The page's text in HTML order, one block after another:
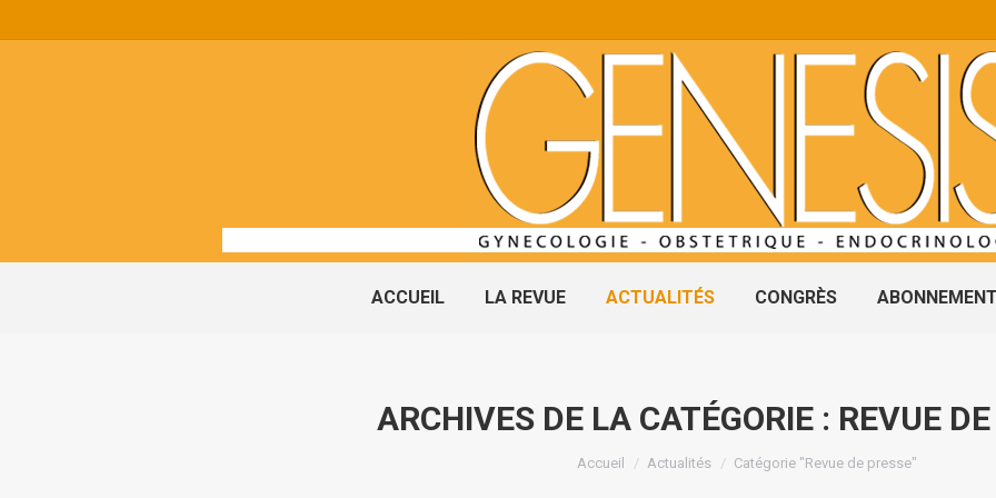
ACCUEIL LA REVUE ACTUALITÉS CONGRÈS ABONNEMENT
ARCHIVES DE LA CATÉGORIE : REVUE
Vous êtes ici :
Accueil Actualités Catégorie "Revue de presse"